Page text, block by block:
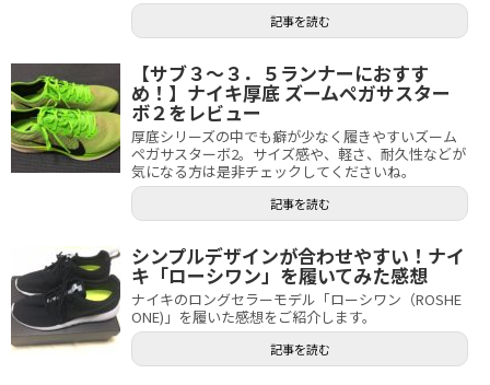
記事を読む
【サブ３〜３．５ランナーにおすす
め！】ナイキ厚底 ズームペガサスター
ボ２をレビュー
厚底シリーズの中でも癖が少なく履きやすいズーム
ペガサスターボ2。サイズ感や、軽さ、耐久性などが
気になる方は是非チェックしてくださいね。
記事を読む
シンプルデザインが合わせやすい！ナイ
キ「ローシワン」を履いてみた感想
ナイキのロングセラーモデル「ローシワン（ROSHE
ONE)」を履いた感想をご紹介します。
記事を読む